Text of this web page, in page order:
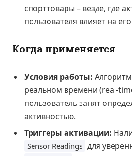
спорттовары – везде, где
пользователя влияет на
Когда применяется
Условия работы:
реальном времени (real-
пользователь занят
активностью.
Триггеры активации:
Sensor Readings для